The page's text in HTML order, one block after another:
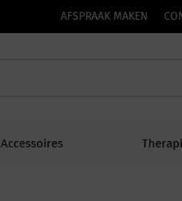
AFSPRAAK MAKEN
Accessoires